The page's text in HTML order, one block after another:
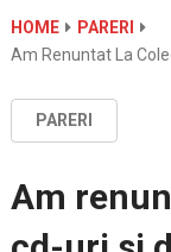
HOME
PARERI
Am Renuntat La
PARERI
Am